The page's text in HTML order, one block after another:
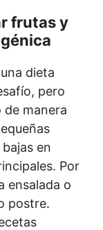
frutas y
dieta
pero
de manera
en
Por
ensalada o
postre.